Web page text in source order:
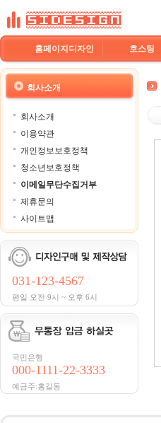
홈페이지디자인 호스팅
회사소개
회사소개
이용약관
개인정보보호정책
청소년보호정책
이메일무단수집거부
제휴문의
사이트맵
031-123-4567
평일 오전 9시 ~ 오후 6시
국민은행
000-1111-22-3333
예금주:홍길동